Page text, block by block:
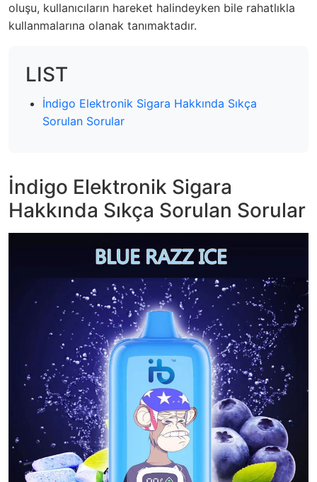
oluşu, kullanıcıların hareket halindeyken bile rahatlıkla
kullanmalarına olanak tanımaktadır.
LIST
İndigo Elektronik Sigara Hakkında Sıkça
Sorulan Sorular
İndigo Elektronik Sigara
Hakkında Sıkça Sorulan Sorular